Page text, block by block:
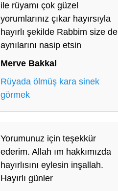
ile rüyamı çok güzel
yorumlarınız çıkar hayırsıyla
hayırlı şekilde Rabbim size de
aynılarını nasip etsin
Merve Bakkal
Rüyada ölmüş kara sinek
görmek
Yorumunuz için teşekkür
ederim. Allah ım hakkımızda
hayırlısını eylesin inşallah.
Hayırlı günler